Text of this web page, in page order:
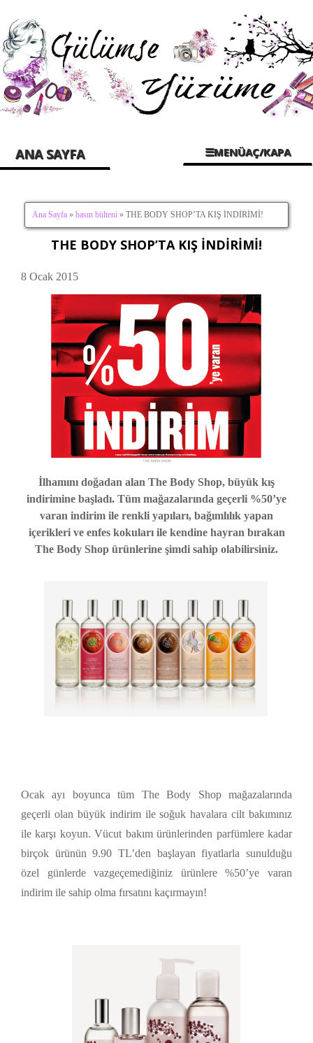
ANA SAYFA ☰MENÜAÇ/KAPA
Ana Sayfa » basın bülteni » THE BODY SHOP’TA KIŞ İNDİRİMİ!
THE BODY SHOP’TA KIŞ İNDİRİMİ!
8 Ocak 2015
İlhamını doğadan alan The Body Shop, büyük kış
indirimine başladı. Tüm mağazalarında geçerli %50’ye
varan indirim ile renkli yapıları, bağımlılık yapan
içerikleri ve enfes kokuları ile kendine hayran bırakan
The Body Shop ürünlerine şimdi sahip olabilirsiniz.
Ocak ayı boyunca tüm The Body Shop mağazalarında
geçerli olan büyük indirim ile soğuk havalara cilt bakımınız
ile karşı koyun. Vücut bakım ürünlerinden parfümlere kadar
birçok ürünün 9.90 TL’den başlayan fiyatlarla sunulduğu
özel günlerde vazgeçemediğiniz ürünlere %50’ye varan
indirim ile sahip olma fırsatını kaçırmayın!